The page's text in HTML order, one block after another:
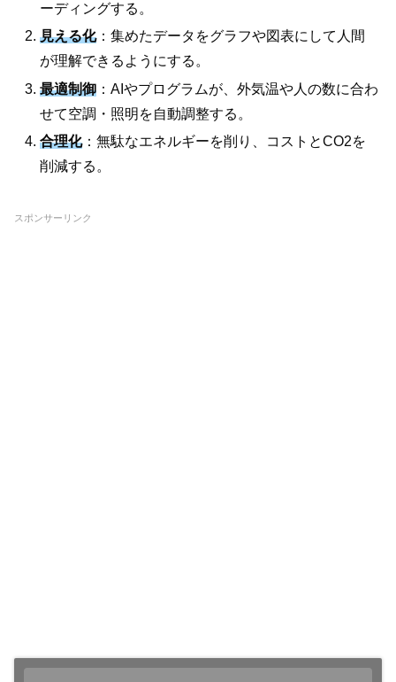
ーディングする。
見える化：集めたデータをグラフや図表にして人間
が理解できるようにする。
最適制御 ：AIやプログラムが、外気温や人の数に合わ
せて空調・照明を自動調整する。
合理化：無駄なエネルギーを削り、コストとCO2を
削減する。
スポンサーリンク